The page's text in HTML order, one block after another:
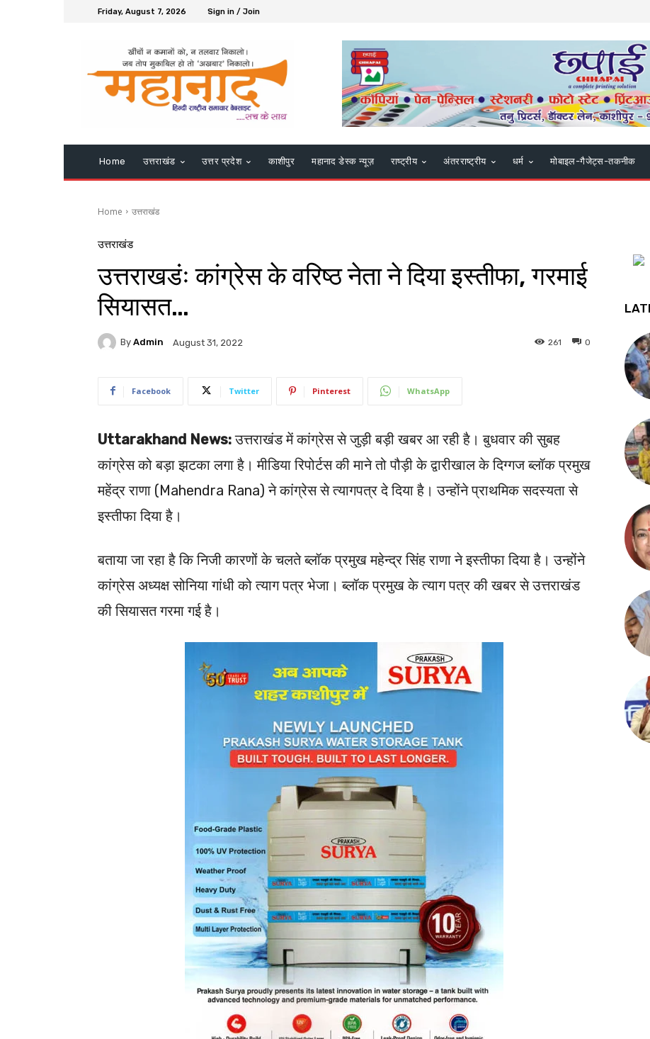
Friday, August 7, 2026 Sign in / Join
Home उत्तराखंड उत्तर प्रदेश काशीपुर महानाद डेस्क न्यूज़ राष्ट्रीय अंतरराष्ट्रीय धर्म मोबाइल-गैजेट्स-तकनीक
Home उत्तराखंड
उत्तराखंड
उत्तराखडंः कांग्रेस के वरिष्ठ नेता ने दिया इस्तीफा, गरमाई
सियासत…
By Admin August 31, 2022 0
261
Facebook Twitter Pinterest WhatsApp
Uttarakhand News:उत्तराखंड में कांग्रेस से जुड़ी बड़ी खबर आ रही है। बुधवार की सुबह
कांग्रेस को बड़ा झटका लगा है। मीडिया रिपोर्टस की माने तो पौड़ी के द्वारीखाल के दिग्गज ब्लॉक प्रमुख
महेंद्र राणा (Mahendra Rana) ने कांग्रेस से त्यागपत्र दे दिया है। उन्होंने प्राथमिक सदस्यता से
इस्तीफा दिया है।
बताया जा रहा है कि निजी कारणों के चलते ब्लॉक प्रमुख महेन्द्र सिंह राणा ने इस्तीफा दिया है। उन्होंने
कांग्रेस अध्यक्ष सोनिया गांधी को त्याग पत्र भेजा। ब्लॉक प्रमुख के त्याग पत्र की खबर से उत्तराखंड
की सियासत गरमा गई है।